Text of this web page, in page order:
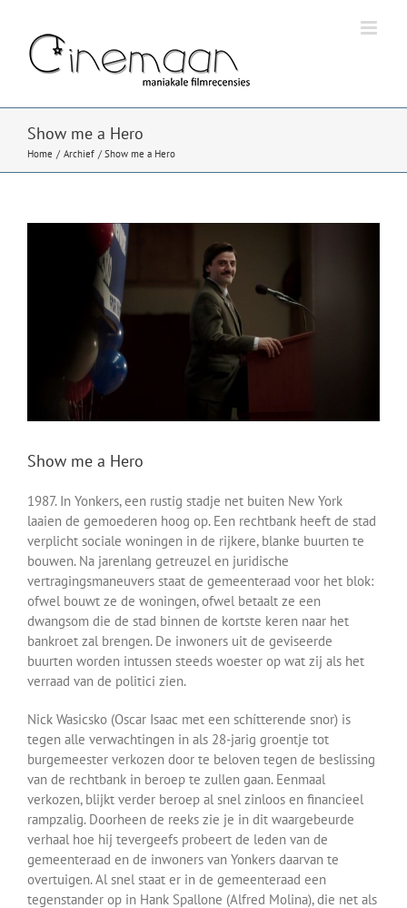
inhoud
Show me a Hero
Home Archief Show me a Hero
Show me a Hero
1987. In Yonkers, een rustig stadje net buiten New York
laaien de gemoederen hoog op. Een rechtbank heeft de stad
verplicht sociale woningen in de rijkere, blanke buurten te
bouwen. Na jarenlang getreuzel en juridische
vertragingsmaneuvers staat de gemeenteraad voor het blok:
ofwel bouwt ze de woningen, ofwel betaalt ze een
dwangsom die de stad binnen de kortste keren naar het
bankroet zal brengen. De inwoners uit de geviseerde
buurten worden intussen steeds woester op wat zij als het
verraad van de politici zien.
Nick Wasicsko (Oscar Isaac met een schítterende snor) is
tegen alle verwachtingen in als 28-jarig groentje tot
burgemeester verkozen door te beloven tegen de beslissing
van de rechtbank in beroep te zullen gaan. Eenmaal
verkozen, blijkt verder beroep al snel zinloos en financieel
rampzalig. Doorheen de reeks zie je in dit waargebeurde
verhaal hoe hij tevergeefs probeert de leden van de
gemeenteraad en de inwoners van Yonkers daarvan te
overtuigen. Al snel staat er in de gemeenteraad een
tegenstander op in Hank Spallone (Alfred Molina), die net als